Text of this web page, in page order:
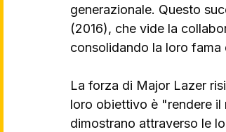
generazionale. Questo
(2016), che vide la
consolidando la loro fama
La forza di Major Lazer
loro obiettivo è "rendere
dimostrano attraverso le